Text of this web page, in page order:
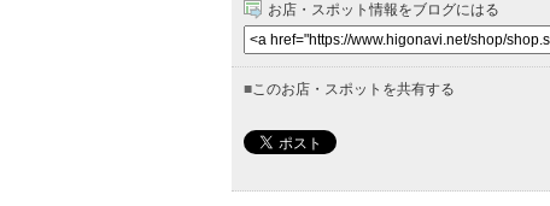
お店・スポット情報をブログにはる
■このお店・スポットを共有する